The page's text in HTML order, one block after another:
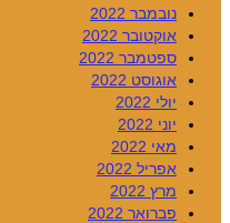
נובמבר 2022
אוקטובר 2022
ספטמבר 2022
אוגוסט 2022
יולי 2022
יוני 2022
מאי 2022
אפריל 2022
מרץ 2022
פברואר 2022